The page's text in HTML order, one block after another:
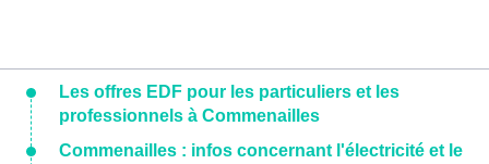
Les offres EDF pour les particuliers et les
professionnels à Commenailles
Commenailles : infos concernant l'électricité et le